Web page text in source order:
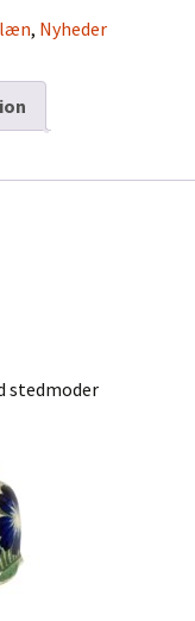
, Nyheder
stedmoder